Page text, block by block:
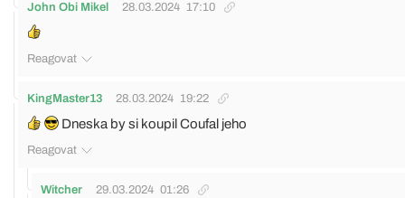
John Obi Mikel 28.03.2024 17:10
Reagovat
KingMaster13 28.03.2024 19:22
Dneska by si koupil Coufal jeho
Reagovat
Witcher 29.03.2024 01:26